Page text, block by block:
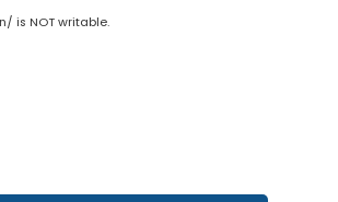
is NOT writable.